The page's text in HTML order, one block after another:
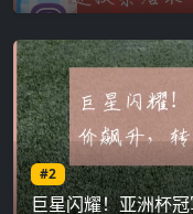
#2
巨星闪耀！亚洲杯